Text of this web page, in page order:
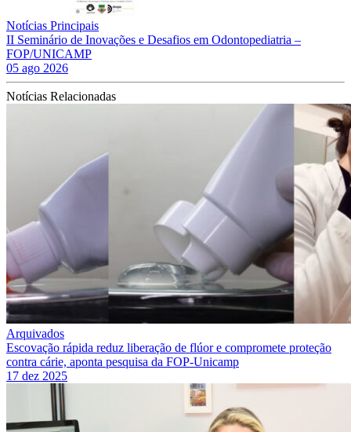
Notícias Principais
II Seminário de Inovações e Desafios em Odontopediatria –
FOP/UNICAMP
05 ago 2026
Notícias Relacionadas
Arquivados
Escovação rápida reduz liberação de flúor e compromete proteção
contra cárie, aponta pesquisa da FOP-Unicamp
17 dez 2025